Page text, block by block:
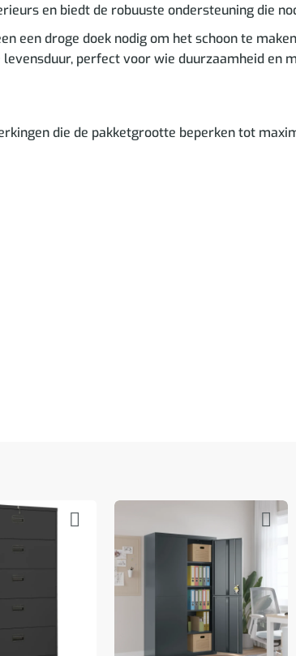
en biedt de robuuste ondersteuning die
een droge doek nodig om het schoon te
perfect voor wie duurzaamheid en
die de pakketgrootte beperken tot